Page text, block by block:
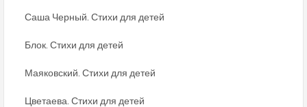
Саша Черный. Стихи для детей
Блок. Стихи для детей
Маяковский. Стихи для детей
Цветаева. Стихи для детей